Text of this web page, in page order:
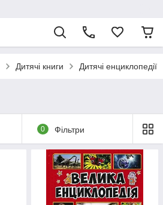
Дитячі книги Дитячі енциклопедії
0 Фільтри